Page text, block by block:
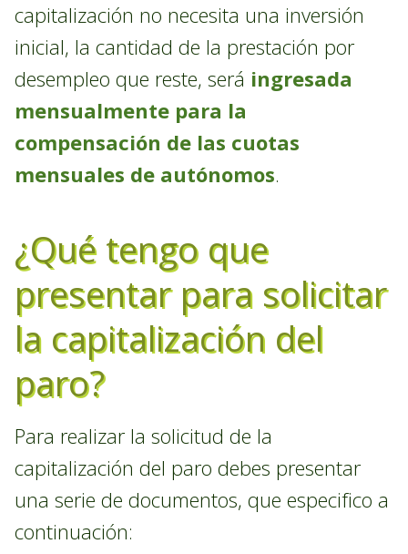
capitalización no necesita una inversión
inicial, la cantidad de la prestación por
desempleo que reste, será ingresada
mensualmente para la
compensación de las cuotas
mensuales de autónomos.
¿Qué tengo que
presentar para solicitar
la capitalización del
paro?
Para realizar la solicitud de la
capitalización del paro debes presentar
una serie de documentos, que especifico a
continuación: